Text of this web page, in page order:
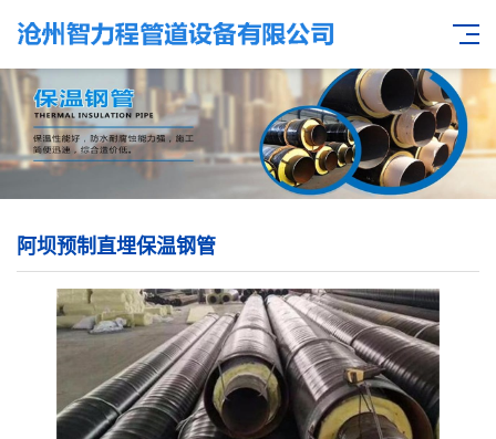
阿坝预制直埋保温钢管